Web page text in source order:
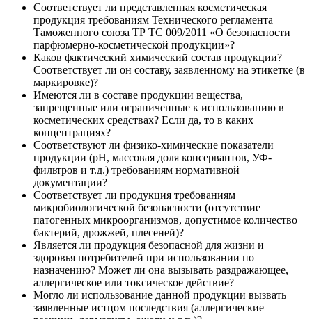
Соответствует ли представленная косметическая
продукция требованиям Технического регламента
Таможенного союза ТР ТС 009/2011 «О безопасности
парфюмерно-косметической продукции»?
Каков фактический химический состав продукции?
Соответствует ли он составу, заявленному на этикетке (в
маркировке)?
Имеются ли в составе продукции вещества,
запрещенные или ограниченные к использованию в
косметических средствах? Если да, то в каких
концентрациях?
Соответствуют ли физико-химические показатели
продукции (pH, массовая доля консервантов, УФ-
фильтров и т.д.) требованиям нормативной
документации?
Соответствует ли продукция требованиям
микробиологической безопасности (отсутствие
патогенных микроорганизмов, допустимое количество
бактерий, дрожжей, плесеней)?
Является ли продукция безопасной для жизни и
здоровья потребителей при использовании по
назначению? Может ли она вызывать раздражающее,
аллергическое или токсическое действие?
Могло ли использование данной продукции вызвать
заявленные истцом последствия (аллергические